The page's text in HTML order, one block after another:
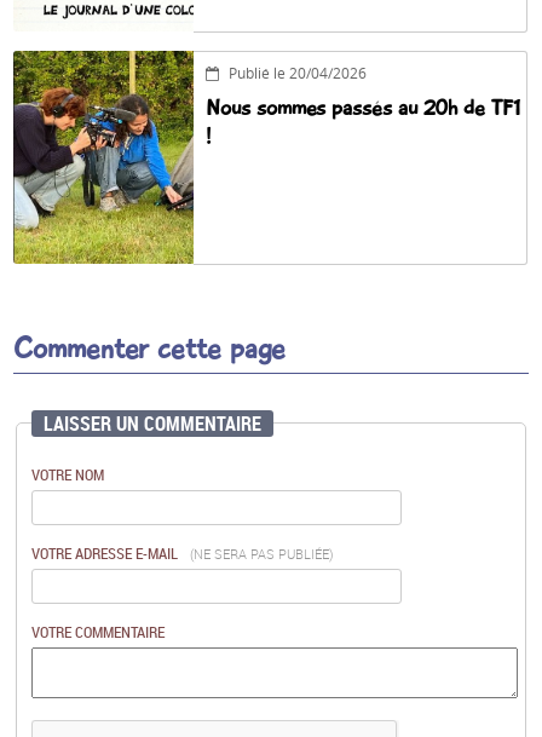
Publié le 20/04/2026
Nous sommes passés au 20h de TF1
!
Commenter cette page
LAISSER UN COMMENTAIRE
VOTRE NOM
VOTRE ADRESSE E-MAIL (NE SERA PAS PUBLIÉE)
VOTRE COMMENTAIRE